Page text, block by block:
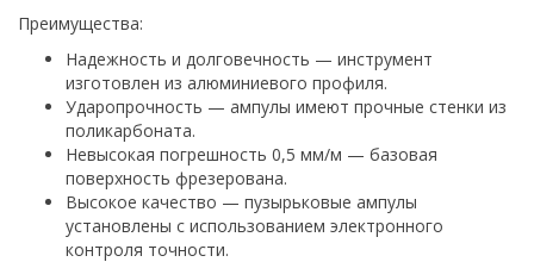
Преимущества:
Надежность и долговечность — инструмент
изготовлен из алюминиевого профиля.
Ударопрочность — ампулы имеют прочные стенки из
поликарбоната.
Невысокая погрешность 0,5 мм/м — базовая
поверхность фрезерована.
Высокое качество — пузырьковые ампулы
установлены с использованием электронного
контроля точности.